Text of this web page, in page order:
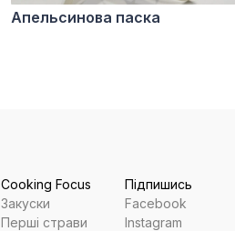
Апельсинова паска
Cooking Focus
Закуски
Перші страви
Підпишись
Facebook
Instagram